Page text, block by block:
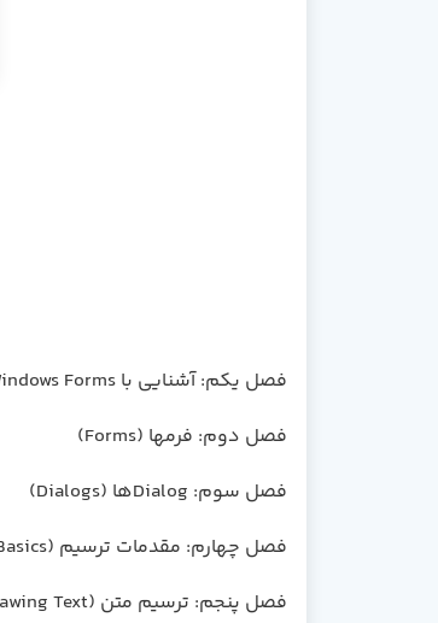
فصل یکم: آشنایی با Windows Forms
فصل دوم: فرمها (Forms)
فصل سوم: Dialogها (Dialogs)
فصل چهارم: مقدمات ترسیم (Drawing Basics)
فصل پنجم: ترسیم متن (Drawing Text)